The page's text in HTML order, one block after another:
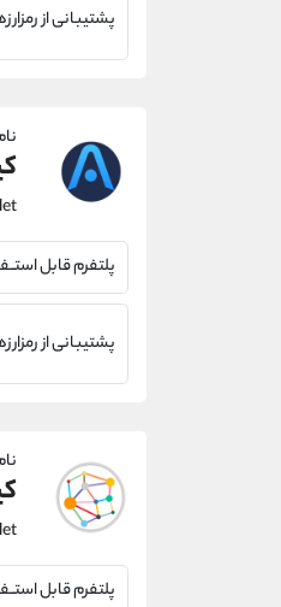
پشتیبانی از XLM XHV
پلتفرم قابل
پشتیبانی از LSK KMD
پلتفرم قابل